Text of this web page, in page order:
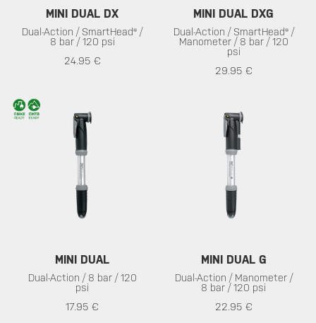
MINI DUAL DX
Dual-Action / SmartHead® /
8 bar / 120 psi
24.95 €
MINI DUAL DXG
Dual-Action / SmartHead® /
Manometer / 8 bar / 120
psi
29.95 €
MINI DUAL
Dual-Action / 8 bar / 120
psi
17.95 €
MINI DUAL G
Dual-Action / Manometer /
8 bar / 120 psi
22.95 €